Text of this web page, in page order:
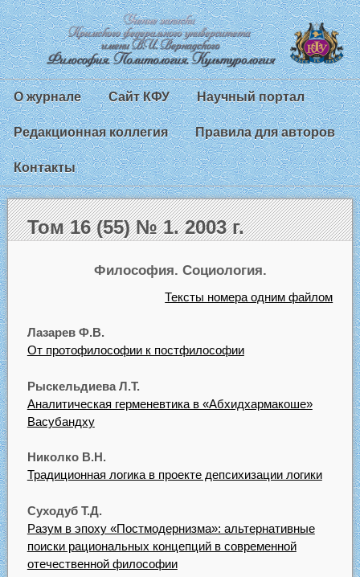
О журнале Сайт КФУ Научный портал
Редакционная коллегия Правила для авторов
Контакты
Том 16 (55) № 1. 2003 г.
Философия. Социология.
Тексты номера одним файлом
Лазарев Ф.В.
От протофилософии к постфилософии
Рыскельдиева Л.Т.
Аналитическая герменевтика в «Абхидхармакоше»
Васубандху
Николко В.Н.
Традиционная логика в проекте депсихизации логики
Суходуб Т.Д.
Разум в эпоху «Постмодернизма»: альтернативные
поиски рациональных концепций в современной
отечественной философии